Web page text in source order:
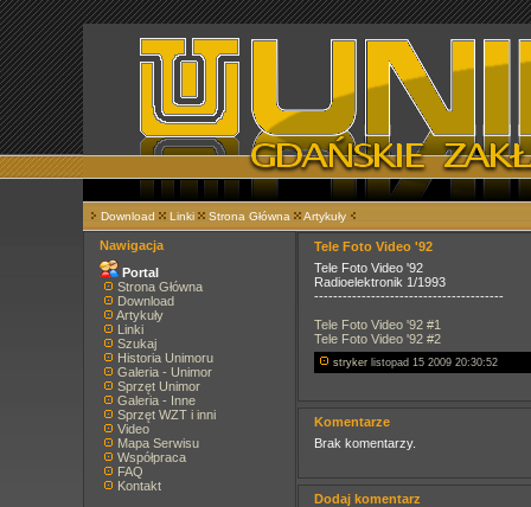
Download Linki Strona Główna Artykuły
Nawigacja
Portal
Strona Główna
Download
Artykuły
Linki
Szukaj
Historia Unimoru
Galeria - Unimor
Sprzęt Unimor
Galeria - Inne
Sprzęt WZT i inni
Video
Mapa Serwisu
Współpraca
FAQ
Kontakt
Tele Foto Video '92
Tele Foto Video '92
Radioelektronik 1/1993
----------------------------------------
Tele Foto Video '92 #1
Tele Foto Video '92 #2
stryker listopad 15 2009 20:30:52
Komentarze
Brak komentarzy.
Dodaj komentarz